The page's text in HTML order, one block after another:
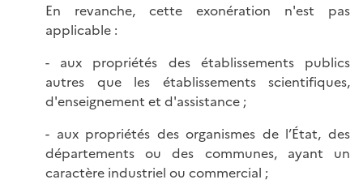
En revanche, cette exonération n'est pas
applicable :
- aux propriétés des établissements publics
autres que les établissements scientifiques,
d'enseignement et d'assistance ;
- aux propriétés des organismes de l’État, des
départements ou des communes, ayant un
caractère industriel ou commercial ;